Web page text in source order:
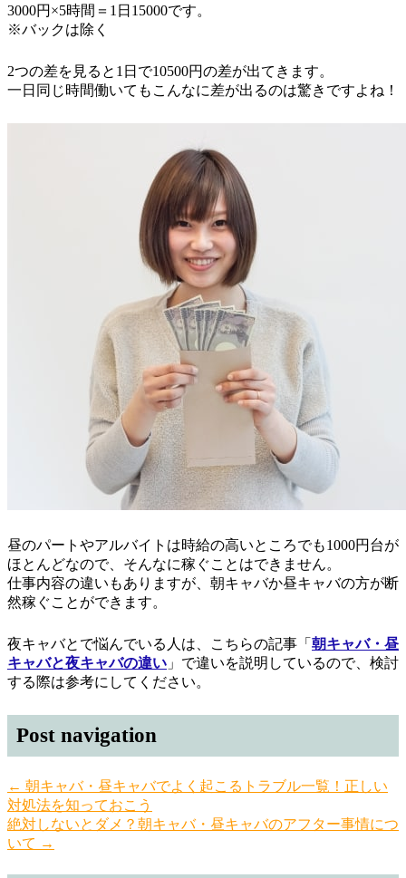
3000円×5時間＝1日15000です。
※バックは除く
2つの差を見ると1日で10500円の差が出てきます。
一日同じ時間働いてもこんなに差が出るのは驚きですよね！
昼のパートやアルバイトは時給の高いところでも1000円台が
ほとんどなので、そんなに稼ぐことはできません。
仕事内容の違いもありますが、朝キャバか昼キャバの方が断
然稼ぐことができます。
夜キャバとで悩んでいる人は、こちらの記事「 朝キャバ・昼
キャバと夜キャバの違い 」で違いを説明しているので、検討
する際は参考にしてください。
Post navigation
← 朝キャバ・昼キャバでよく起こるトラブル一覧！正しい
対処法を知っておこう
絶対しないとダメ？朝キャバ・昼キャバのアフター事情につ
いて →